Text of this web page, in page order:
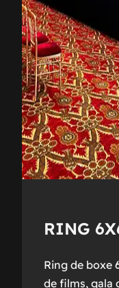
RING
Ring de boxe
de films, gala